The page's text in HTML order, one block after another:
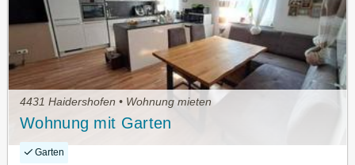
4431 Haidershofen • Wohnung mieten
Wohnung mit Garten
Garten